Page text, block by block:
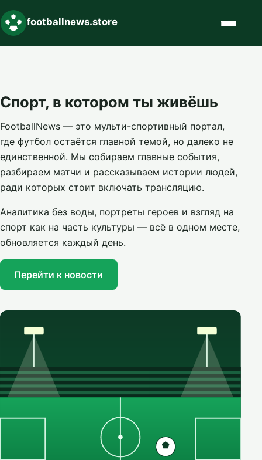
footballnews.store
Спорт, в котором ты живёшь
FootballNews — это мульти-спортивный портал,
где футбол остаётся главной темой, но далеко не
единственной. Мы собираем главные события,
разбираем матчи и рассказываем истории людей,
ради которых стоит включать трансляцию.
Аналитика без воды, портреты героев и взгляд на
спорт как на часть культуры — всё в одном месте,
обновляется каждый день.
Перейти к новости